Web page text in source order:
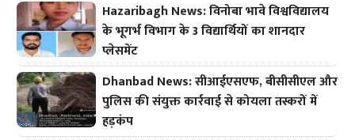
Hazaribagh News: विनोबा भावे विश्वविद्यालय
के भूगर्भ विभाग के 3 विद्यार्थियों का शानदार
प्लेसमेंट
Dhanbad News: सीआईएसएफ, बीसीसीएल और
पुलिस की संयुक्त कार्रवाई से कोयला तस्करों में
हड़कंप